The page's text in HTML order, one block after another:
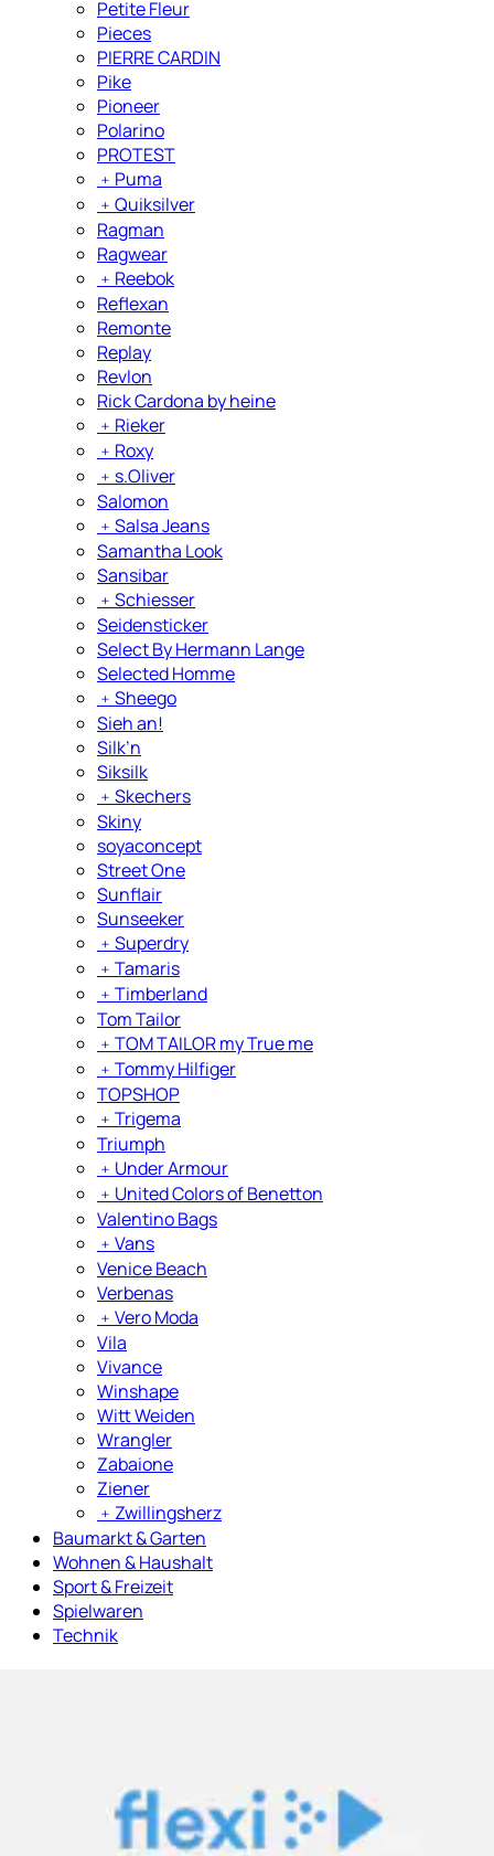
Petite Fleur
Pieces
PIERRE CARDIN
Pike
Pioneer
Polarino
PROTEST
﹢ Puma
﹢ Quiksilver
Ragman
Ragwear
﹢ Reebok
Reflexan
Remonte
Replay
Revlon
Rick Cardona by heine
﹢ Rieker
﹢ Roxy
﹢ s.Oliver
Salomon
﹢ Salsa Jeans
Samantha Look
Sansibar
﹢ Schiesser
Seidensticker
Select By Hermann Lange
Selected Homme
﹢ Sheego
Sieh an!
Silk’n
Siksilk
﹢ Skechers
Skiny
soyaconcept
Street One
Sunflair
Sunseeker
﹢ Superdry
﹢ Tamaris
﹢ Timberland
Tom Tailor
﹢ TOM TAILOR my True me
﹢ Tommy Hilfiger
TOPSHOP
﹢ Trigema
Triumph
﹢ Under Armour
﹢ United Colors of Benetton
Valentino Bags
﹢ Vans
Venice Beach
Verbenas
﹢ Vero Moda
Vila
Vivance
Winshape
Witt Weiden
Wrangler
Zabaione
Ziener
﹢ Zwillingsherz
Baumarkt & Garten
Wohnen & Haushalt
Sport & Freizeit
Spielwaren
Technik
Aktueller Preis
59.90 CHF